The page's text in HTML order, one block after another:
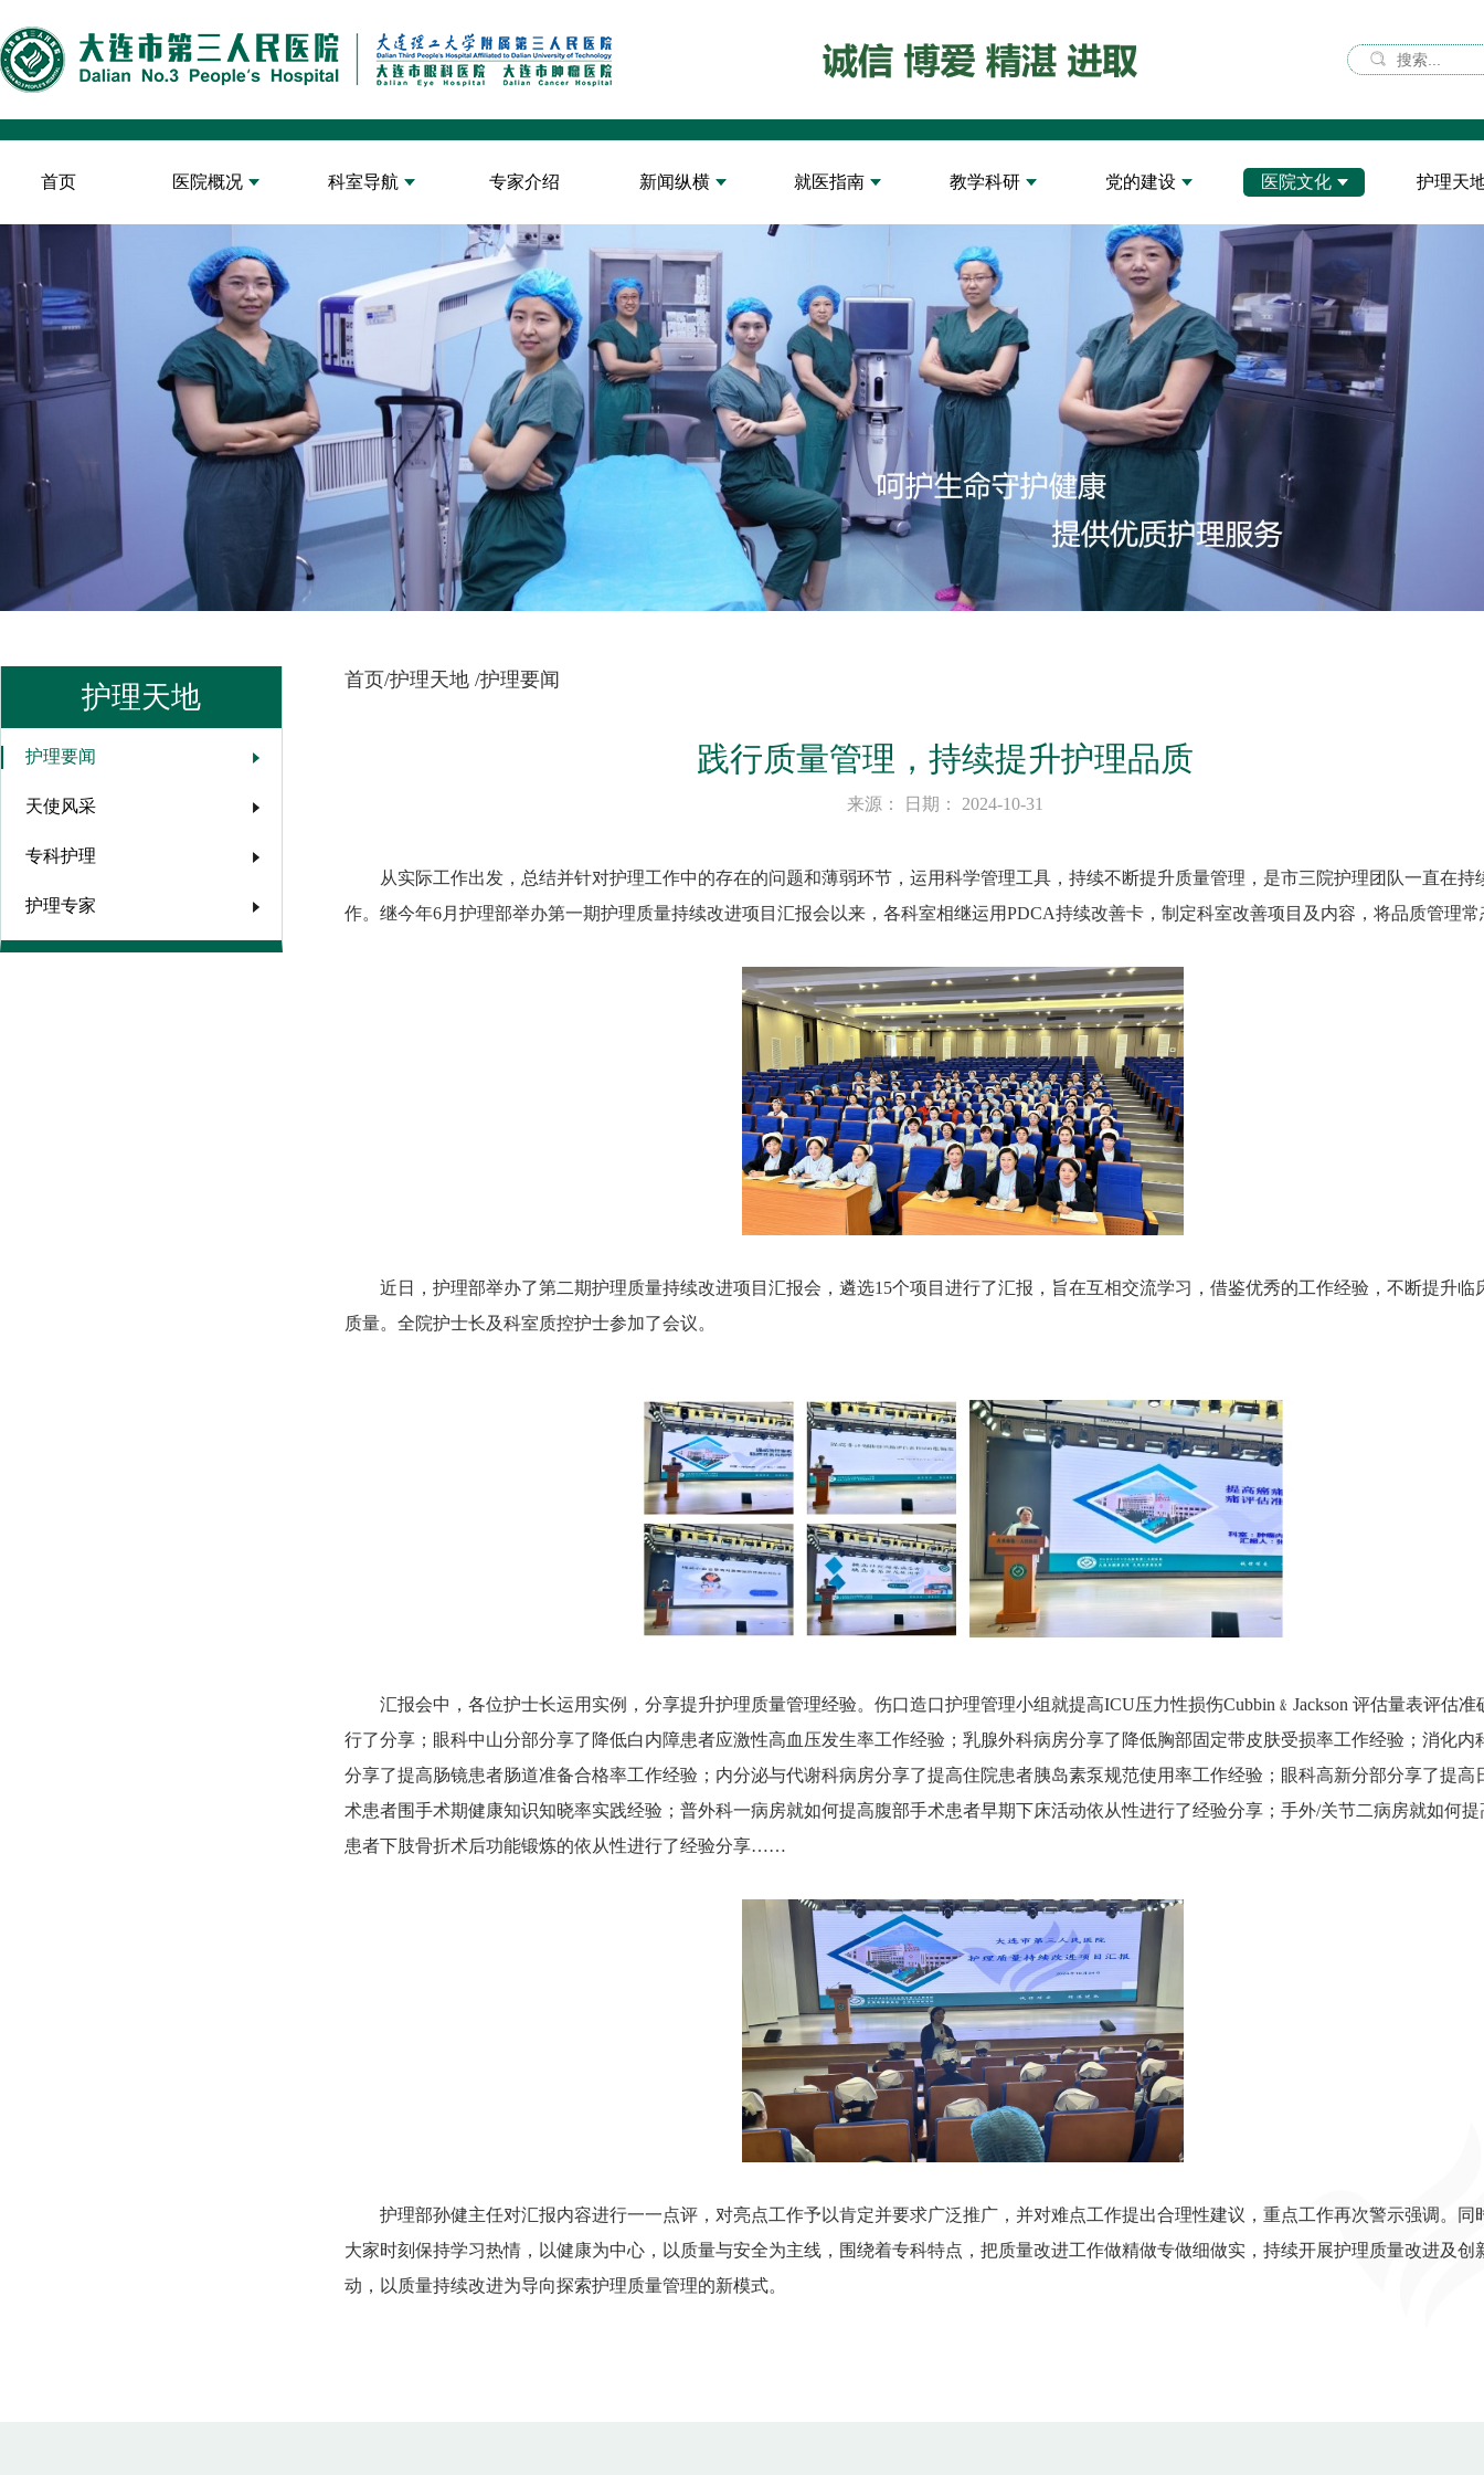
首页 医院概况 科室导航 专家介绍 新闻纵横 就医指南 教学科研 党的建设 医院文化 护理天
护理天地
护理要闻
天使风采
专科护理
护理专家
首页/护理天地 /护理要闻
践行质量管理，持续提升护理品质
来源： 日期： 2024-10-31
从实际工作出发，总结并针对护理工作中的存在的问题和薄弱环节，运用科学管理工具，持续不断提升质量管理，是市三院护理团队一直在持
作。继今年6月护理部举办第一期护理质量持续改进项目汇报会以来，各科室相继运用PDCA持续改善卡，制定科室改善项目及内容，将品质管理常
近日，护理部举办了第二期护理质量持续改进项目汇报会，遴选15个项目进行了汇报，旨在互相交流学习，借鉴优秀的工作经验，不断提升临
质量。全院护士长及科室质控护士参加了会议。
汇报会中，各位护士长运用实例，分享提升护理质量管理经验。伤口造口护理管理小组就提高ICU压力性损伤Cubbin﹠Jackson 评估量表评估准
行了分享；眼科中山分部分享了降低白内障患者应激性高血压发生率工作经验；乳腺外科病房分享了降低胸部固定带皮肤受损率工作经验；消化内
分享了提高肠镜患者肠道准备合格率工作经验；内分泌与代谢科病房分享了提高住院患者胰岛素泵规范使用率工作经验；眼科高新分部分享了提高
术患者围手术期健康知识知晓率实践经验；普外科一病房就如何提高腹部手术患者早期下床活动依从性进行了经验分享；手外/关节二病房就如何提
患者下肢骨折术后功能锻炼的依从性进行了经验分享……
护理部孙健主任对汇报内容进行一一点评，对亮点工作予以肯定并要求广泛推广，并对难点工作提出合理性建议，重点工作再次警示强调。同
大家时刻保持学习热情，以健康为中心，以质量与安全为主线，围绕着专科特点，把质量改进工作做精做专做细做实，持续开展护理质量改进及创
动，以质量持续改进为导向探索护理质量管理的新模式。